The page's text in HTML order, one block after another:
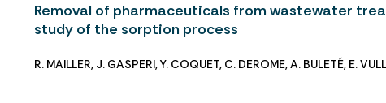
Removal of pharmaceuticals from wastewater
study of the sorption process
R. MAILLER, J. GASPERI,Y. COQUET, C. DEROME,A. BULETÉ, E.